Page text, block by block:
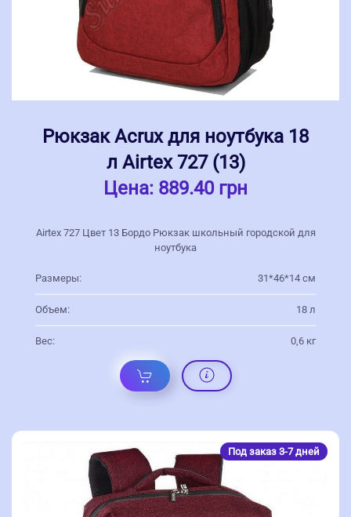
Рюкзак Acrux для ноутбука 18
л Airtex 727 (13)
Цена: 889.40 грн
Airtex 727 Цвет 13 Бордо Рюкзак школьный городской для
ноутбука
Размеры: 31*46*14 см
Объем: 18 л
Вес: 0,6 кг
Под заказ 3-7 дней